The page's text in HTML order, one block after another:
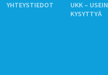
YHTEYSTIEDOT
UKK – USEIN
KYSYTTYÄ